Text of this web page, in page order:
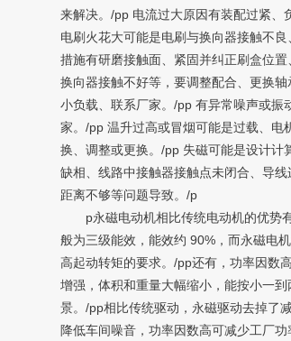
来解决。/pp 电流过大原因有装配过紧
电刷火花大可能是电刷与换向器接触不
措施有研磨接触面、紧固并纠正刷盒位
换向器接触不好等，要调整配合、更换
小负载、联系厂家。/pp 有异常噪声或
家。/pp 温升过高或冒烟可能是过载、电
换、调整或更换。/pp 失磁可能是设计
缺相、线路中接触器接触点未闭合、导
距离不够等问题导致。/p
p永磁电动机相比传统电动机的优势有
般为三级能效，能效约 90%，而永磁电
高起动转矩的要求。/pp还有，功率因数
增强，体积和重量大幅缩小，能按小一
景。/pp相比传统驱动，永磁驱动去掉了
降低车间噪音，功率因数高可减少工厂